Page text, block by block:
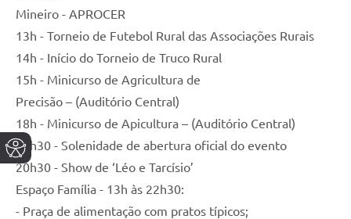
Mineiro - APROCER
13h - Torneio de Futebol Rural das Associações Rurais
14h - Início do Torneio de Truco Rural
15h - Minicurso de Agricultura de
Precisão – (Auditório Central)
18h - Minicurso de Apicultura – (Auditório Central)
19h30 - Solenidade de abertura oficial do evento
20h30 - Show de ‘Léo e Tarcísio’
Espaço Família - 13h às 22h30:
- Praça de alimentação com pratos típicos;